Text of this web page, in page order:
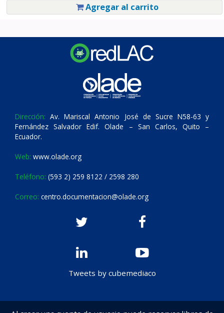
Agregar al carrito
Dirección: Av. Mariscal Antonio José de Sucre N58-63 y
Fernández Salvador Edif. Olade – San Carlos, Quito –
Ecuador.
Web: www.olade.org
Teléfono: (593 2) 259 8122 / 2598 280
Correo: centro.documentacion@olade.org
Tweets by cubemediaco